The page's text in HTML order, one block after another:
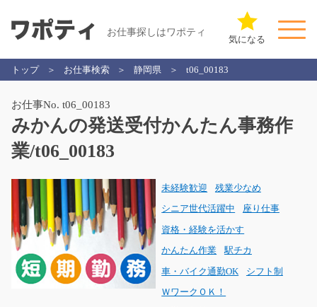
お仕事探しはワポティ
気になる
トップ お仕事検索 静岡県 t06_00183
お仕事No. t06_00183
みかんの発送受付かんたん事務作
業/t06_00183
未経験歓迎 残業少なめ
シニア世代活躍中 座り仕事
資格・経験を活かす
かんたん作業 駅チカ
車・バイク通勤OK シフト制
ＷワークＯＫ！